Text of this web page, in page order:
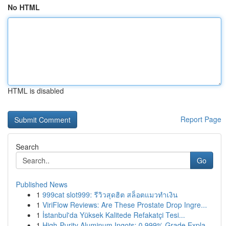
No HTML
HTML is disabled
Report Page
Search
Go
Published News
1 999cat slot999: รีวิวสุดฮิต สล็อตแมวทำเงิน
1 ViriFlow Reviews: Are These Prostate Drop Ingre...
1 İstanbul'da Yüksek Kalitede Refakatçi Tesi...